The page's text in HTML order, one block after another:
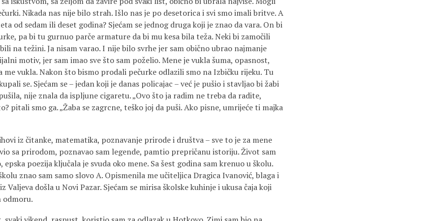
Nikada nas nije bilo strah. Išlo nas je po desetorica i svi smo imali britve. A
od sedam ili deset godina? Sjećam se jednog druga koji je znao da vara. On bi
pa bi tu gurnuo parče armature da bi mu kesa bila teža. Neki bi zamočili
na težini. Ja nisam varao. I nije bilo svrhe jer sam obično ubrao najmanje
motiv, jer sam imao sve što sam poželio. Mene je vukla šuma, opasnost,
vukla. Nakon što bismo prodali pečurke odlazili smo na Izbičku rijeku. Tu
se. Sjećam se – jedan koji je danas policajac – već je pušio i stavljao bi žabi
nije znala da ispljune cigaretu. „Ovo što ja radim ne treba da radite,
pitali smo ga. „Žaba se zagrcne, teško joj da puši. Ako pisne, umrijeće ti majka
iz čitanke, matematika, poznavanje prirode i društva – sve to je za mene
sa prirodom, poznavao sam legende, pamtio prepričanu istoriju. Život sam
epska poezija ključala je svuda oko mene. Sa šest godina sam krenuo u školu.
znao sam samo slovo A. Opismenila me učiteljica Dragica Ivanović, blaga i
Valjeva došla u Novi Pazar. Sjećam se mirisa školske kuhinje i ukusa čaja koji
odmoru.